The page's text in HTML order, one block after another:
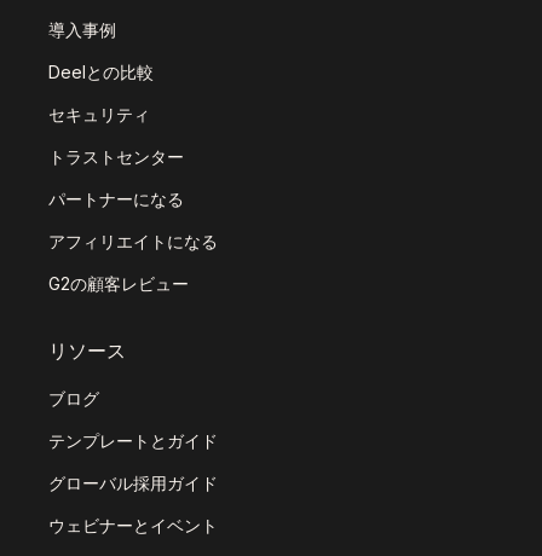
導入事例
Deelとの比較
セキュリティ
トラストセンター
パートナーになる
アフィリエイトになる
G2の顧客レビュー
リソース
ブログ
テンプレートとガイド
グローバル採用ガイド
ウェビナーとイベント